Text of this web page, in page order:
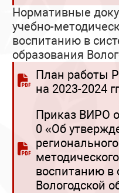
Нормативные
учебно-
воспитанию в
образования
План работы
на 2023-2024
Приказ ВИРО
0 «Об
воспитанию в
Вологодской